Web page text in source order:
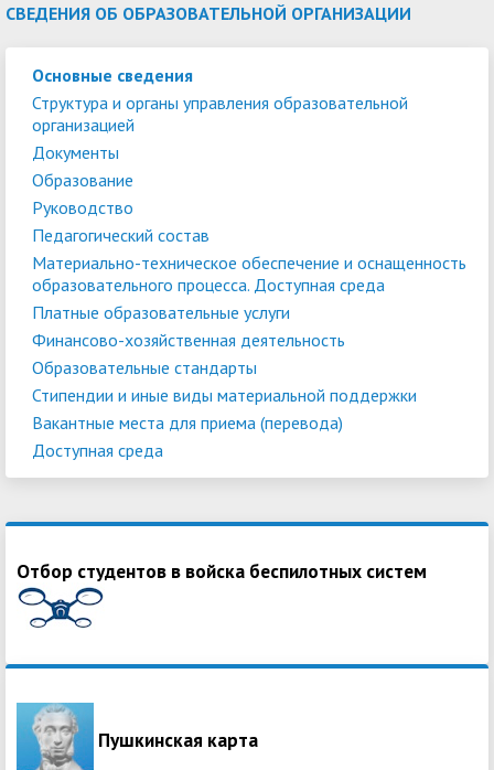
СВЕДЕНИЯ ОБ ОБРАЗОВАТЕЛЬНОЙ ОРГАНИЗАЦИИ
Основные сведения
Структура и органы управления образовательной
организацией
Документы
Образование
Руководство
Педагогический состав
Материально-техническое обеспечение и оснащенность
образовательного процесса. Доступная среда
Платные образовательные услуги
Финансово-хозяйственная деятельность
Образовательные стандарты
Стипендии и иные виды материальной поддержки
Вакантные места для приема (перевода)
Доступная среда
Отбор студентов в войска беспилотных систем
Пушкинская карта